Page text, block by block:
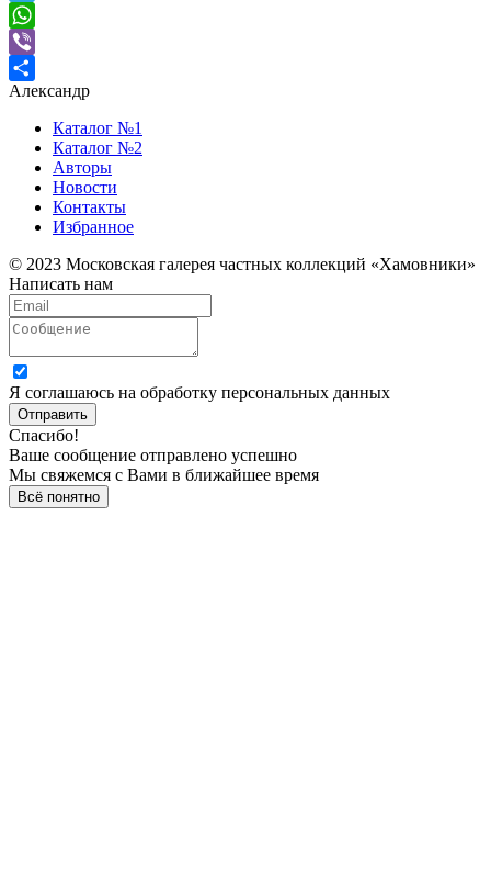
Telegram
WhatsApp
Viber
Отправить
Александр
Каталог №1
Каталог №2
Авторы
Новости
Контакты
Избранное
© 2023 Московская галерея частных коллекций «Хамовники»
Написать нам
Я соглашаюсь на обработку персональных данных
Отправить
Спасибо!
Ваше сообщение отправлено успешно
Мы свяжемся с Вами в ближайшее время
Всё понятно